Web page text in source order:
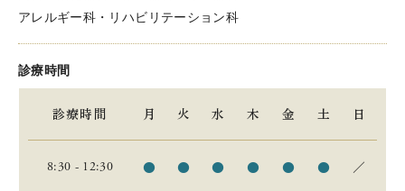
アレルギー科・リハビリテーション科
診療時間
診療時間 月 火 水 木 金 土 日
8:30 - 12:30 ● ● ● ● ● ● ／